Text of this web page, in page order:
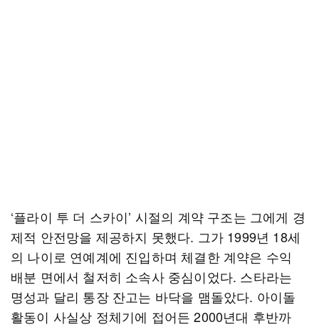
‘플라이 투 더 스카이’ 시절의 계약 구조는 그에게 경
제적 안전망을 제공하지 못했다. 그가 1999년 18세
의 나이로 연예계에 진입하며 체결한 계약은 수익
배분 면에서 철저히 소속사 중심이었다. 스타라는
명성과 달리 통장 잔고는 바닥을 맴돌았다. 아이돌
활동이 사실상 정체기에 접어든 2000년대 후반까